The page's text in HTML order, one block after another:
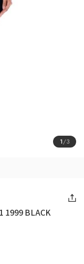
1/3
1999 BLACK